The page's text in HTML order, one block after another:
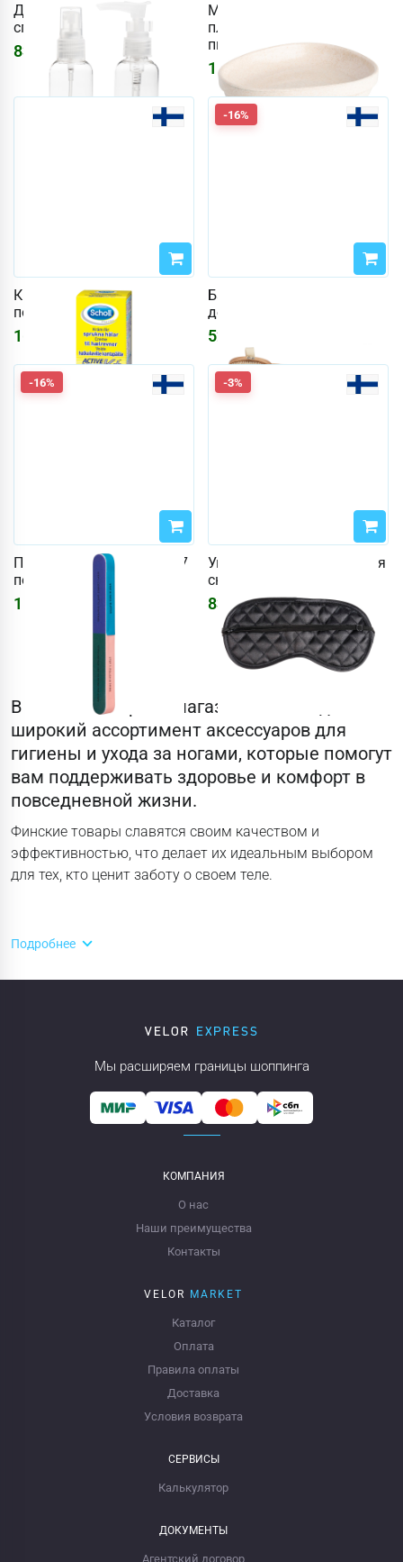
Дорожные бутылочки
спрей и помпа
839 867
Мыльница Cailap из
пластика с волокнами
пшеницы
1182
Крем 60 мл для
потрескавшихся пяток
1635
-16%
Банная щетка с
деревянной ручкой
528
-16%
Пилка для ногтей Pisara 7
поверхностей
154
-3%
Универсальная маска для
сна
839₽867 ₽
В нашем интернет-магазине вы найдете
широкий ассортимент аксессуаров для
гигиены и ухода за ногами, которые помогут
вам поддерживать здоровье и комфорт в
повседневной жизни.
Финские товары славятся своим качеством и
эффективностью, что делает их идеальным выбором
для тех, кто ценит заботу о своем теле.
Подробнее
Мы расширяем границы шоппинга
КОМПАНИЯ
О нас
Наши преимущества
Контакты
VELOR MARKET
Каталог
Оплата
Правила оплаты
Доставка
Условия возврата
СЕРВИСЫ
Калькулятор
ДОКУМЕНТЫ
Агентский договор